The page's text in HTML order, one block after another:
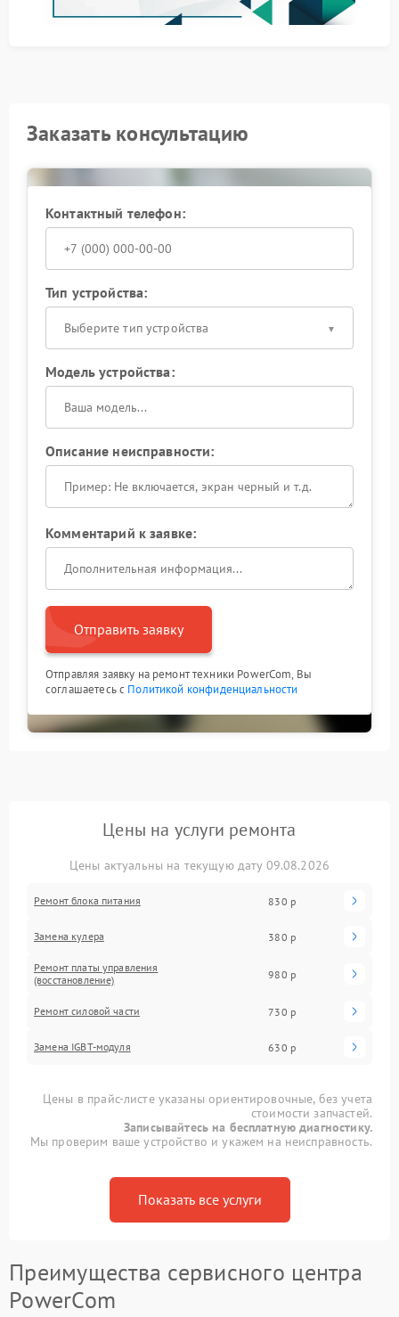
Сервисный центр Powercom выполняет диагностику
первых признаках проблемы позволяет сохранить
работоспособность оборудования. Не откладывайте
Заказать консультацию
Контактный телефон:
Тип устройства:
Выберите тип устройства
Модель устройства:
Описание неисправности:
Комментарий к заявке:
Отправить заявку
Отправляя заявку на ремонт техники PowerCom, Вы
соглашаетесь с Политикой конфиденциальности
Цены на услуги ремонта
Цены актуальны на текущую дату 09.08.2026
Ремонт блока питания 830 р
Замена кулера 380 р
Ремонт платы управления
(восстановление)
980 р
Ремонт силовой части 730 р
Замена IGBT-модуля 630 р
Цены в прайс-листе указаны ориентировочные, без учета
стоимости запчастей.
Записывайтесь на бесплатную диагностику.
Мы проверим ваше устройство и укажем на неисправность.
Показать все услуги
Преимущества сервисного центра
PowerCom